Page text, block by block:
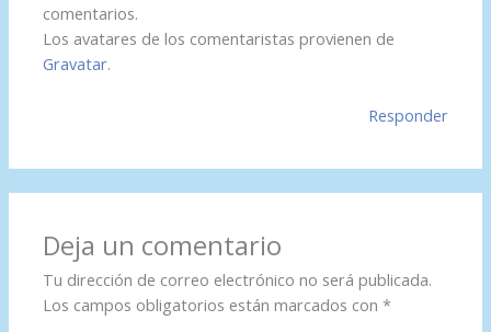
comentarios.
Los avatares de los comentaristas provienen de
Gravatar.
Responder
Deja un comentario
Tu dirección de correo electrónico no será publicada.
Los campos obligatorios están marcados con*